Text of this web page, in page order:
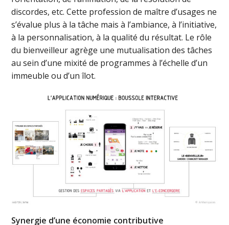
discordes, etc. Cette profession de maître d’usages ne
s’évalue plus à la tâche mais à l’ambiance, à l’initiative,
à la personnalisation, à la qualité du résultat. Le rôle
du bienveilleur agrège une mutualisation des tâches
au sein d’une mixité de programmes à l’échelle d’un
immeuble ou d’un îlot.
Synergie d’une économie contributive